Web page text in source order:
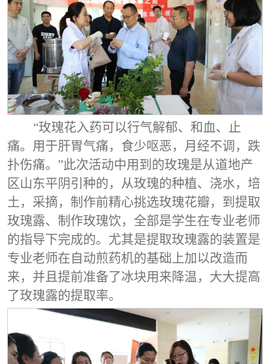
“玫瑰花入药可以行气解郁、和血、止
痛。用于肝胃气痛，食少呕恶，月经不调，跌
扑伤痛。”此次活动中用到的玫瑰是从道地产
区山东平阴引种的，从玫瑰的种植、浇水，培
土，采摘，制作前精心挑选玫瑰花瓣，到提取
玫瑰露、制作玫瑰饮，全部是学生在专业老师
的指导下完成的。尤其是提取玫瑰露的装置是
专业老师在自动煎药机的基础上加以改造而
来，并且提前准备了冰块用来降温，大大提高
了玫瑰露的提取率。